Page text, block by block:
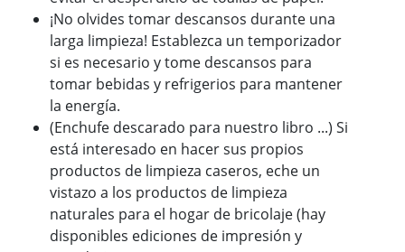
¡No olvides tomar descansos durante una
larga limpieza! Establezca un temporizador
si es necesario y tome descansos para
tomar bebidas y refrigerios para mantener
la energía.
(Enchufe descarado para nuestro libro ...) Si
está interesado en hacer sus propios
productos de limpieza caseros, eche un
vistazo a los productos de limpieza
naturales para el hogar de bricolaje (hay
disponibles ediciones de impresión y